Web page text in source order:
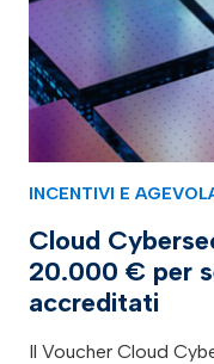
INCENTIVI E
Cloud
20.000 € per
accreditati
Il Voucher Cloud